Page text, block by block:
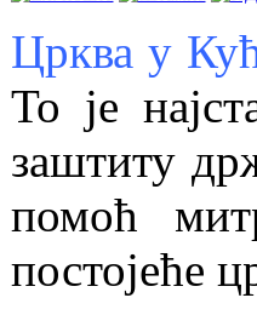
Црква у
То је
заштиту
помоћ
постојеће